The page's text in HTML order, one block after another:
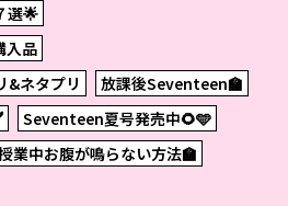
選🌟
入品
&ネタプリ
放課後Seventeen🏫
Seventeen夏号発売中🌻🩵
業中お腹が鳴らない方法🏫